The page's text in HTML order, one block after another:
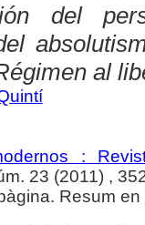
del
al
:
23 (2011) ,
Resum